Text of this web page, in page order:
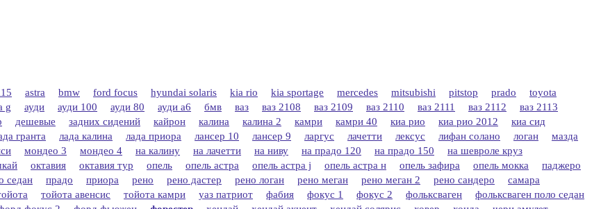
astra bmw ford focus hyundai solaris kia rio kia sportage mercedes mitsubishi pitstop prado
toyota
g ауди ауди 100 ауди 80 ауди а6 бмв ваз ваз 2108 ваз 2109 ваз 2110 ваз 2111 ваз 2112
ваз 2113
дешевые задних сидений кайрон калина калина 2 камри камри 40 киа рио киа рио 2012
киа сид
гранта лада калина лада приора лансер 10 лансер 9 ларгус лачетти лексус лифан солано логан
мазда
мондео 3 мондео 4 на калину на лачетти на ниву на прадо 120 на прадо 150
на шевроле круз
октавия октавия тур опель опель астра опель астра j опель астра н опель зафира опель мокка
паджеро
седан прадо приора рено рено дастер рено логан рено меган рено меган 2 рено сандеро
самара
тойота авенсис тойота камри уаз патриот фабия фокус 1 фокус 2 фольксваген
фольксваген поло седан